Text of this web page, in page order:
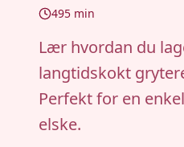
495 min
Lær hvordan du
langtidskokt
Perfekt for en
elske.